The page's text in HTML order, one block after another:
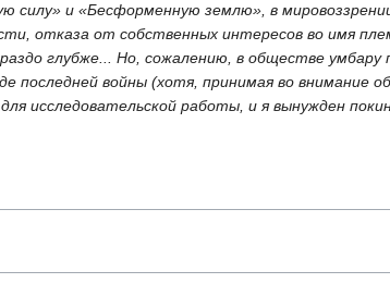
силу» и «Бесформенную землю», в
отказа от собственных интересов во имя
глубже... Но, сожалению, в обществе
последней войны (хотя, принимая во внимание
исследовательской работы, и я вынужден